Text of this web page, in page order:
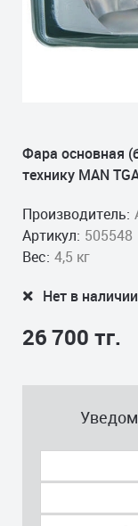
Фара основная
технику MAN
Производитель:
Артикул: 505548
Вес: 4,5 кг
Нет в наличии
26 700 тг.